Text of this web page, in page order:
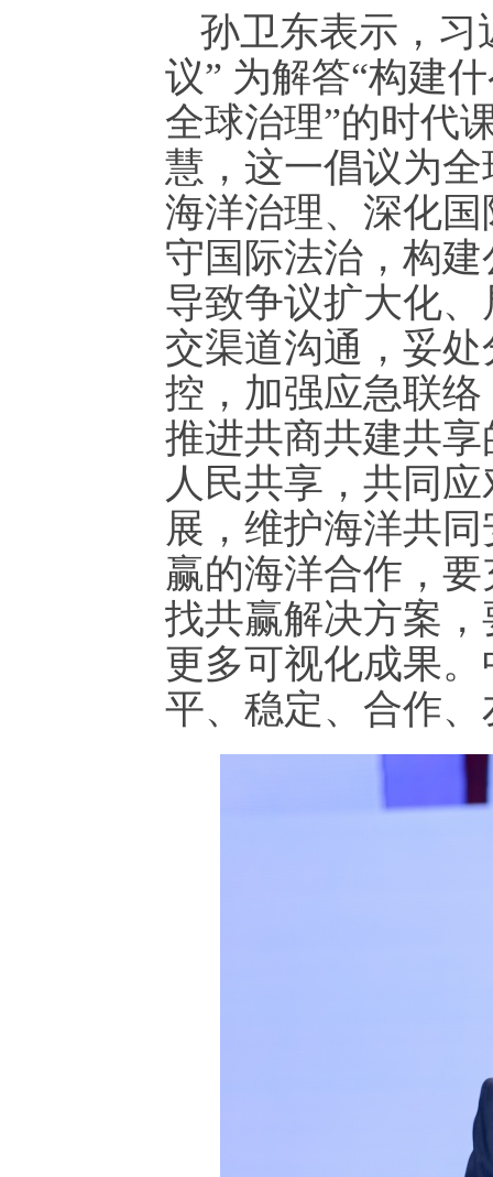
孙卫东表示，习
议” 为解答“构建
全球治理”的时代
慧，这一倡议为
海洋治理、深化
守国际法治，构
导致争议扩大化
交渠道沟通，妥
控，加强应急联
推进共商共建共
人民共享，共同
展，维护海洋共
赢的海洋合作，
找共赢解决方案
更多可视化成果
平、稳定、合作